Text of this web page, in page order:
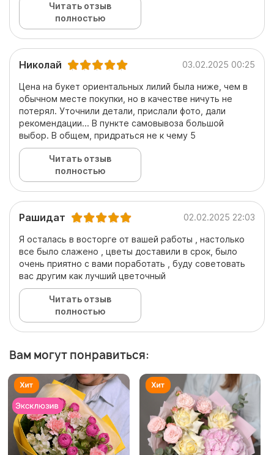
Читать отзыв
полностью
Николай 03.02.2025 00:25
Цена на букет ориентальных лилий была ниже, чем в
обычном месте покупки, но в качестве ничуть не
потерял. Уточнили детали, прислали фото, дали
рекомендации... В пункте самовывоза большой
выбор. В общем, придраться не к чему 5
Читать отзыв
полностью
Рашидат 02.02.2025 22:03
Я осталась в восторге от вашей работы , настолько
все было слажено , цветы доставили в срок, было
очень приятно с вами поработать , буду советовать
вас другим как лучший цветочный
Читать отзыв
полностью
Вам могут понравиться: